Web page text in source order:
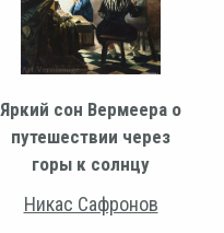
Яркий сон Вермеера о
путешествии через
горы к солнцу
Никас Сафронов